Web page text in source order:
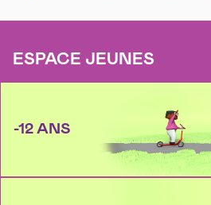
ESPACE JEUNES
-12 ANS